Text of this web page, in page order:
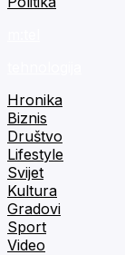
Hronika
Biznis
Društvo
Lifestyle
Svijet
Kultura
Gradovi
Sport
Video